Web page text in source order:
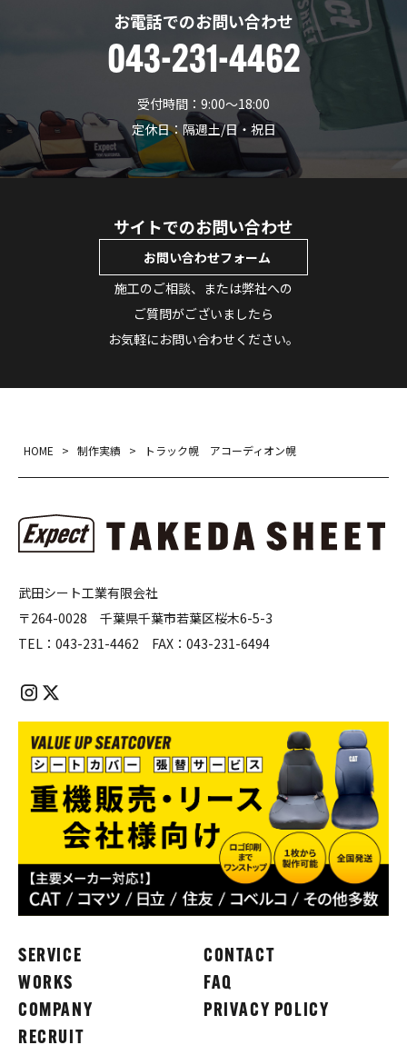
お電話でのお問い合わせ
043-231-4462
受付時間：9:00〜18:00
定休日：隔週土/日・祝日
サイトでのお問い合わせ
お問い合わせフォーム
施工のご相談、または弊社への
ご質問がございましたら
お気軽にお問い合わせください。
HOME > 制作実績 > トラック幌 アコーディオン幌
武田シート工業有限会社
〒264-0028 千葉県千葉市若葉区桜木6-5-3
TEL： 043-231-4462 FAX： 043-231-6494
SERVICE
WORKS
COMPANY
RECRUIT
CONTACT
FAQ
PRIVACY POLICY